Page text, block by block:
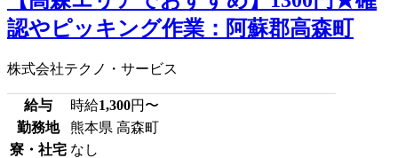
認やピッキング作業：阿蘇郡高森町
株式会社テクノ・サービス
給与 時給1,300円〜
勤務地
熊本県 高森町
寮・社宅 なし